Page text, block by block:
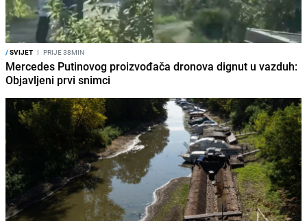
/SVIJET I PRIJE 38MIN
Mercedes Putinovog proizvođača dronova dignut u vazduh:
Objavljeni prvi snimci